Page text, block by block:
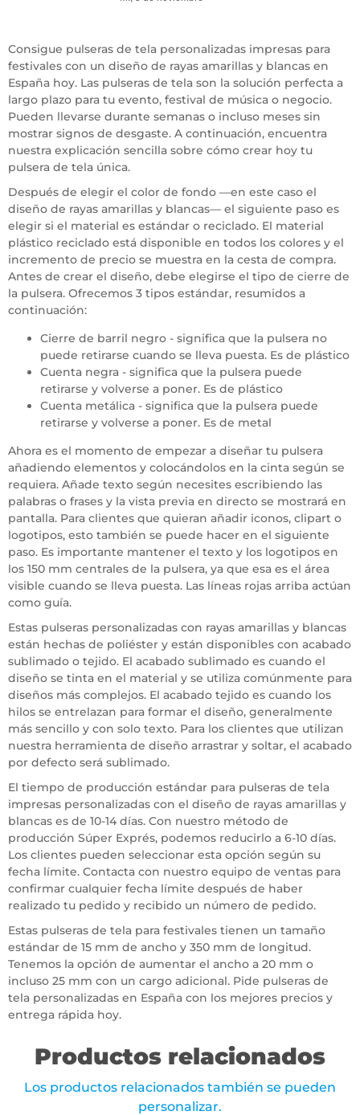
Consigue pulseras de tela personalizadas impresas para
festivales con un diseño de rayas amarillas y blancas en
España hoy. Las pulseras de tela son la solución perfecta a
largo plazo para tu evento, festival de música o negocio.
Pueden llevarse durante semanas o incluso meses sin
mostrar signos de desgaste. A continuación, encuentra
nuestra explicación sencilla sobre cómo crear hoy tu
pulsera de tela única.
Después de elegir el color de fondo —en este caso el
diseño de rayas amarillas y blancas— el siguiente paso es
elegir si el material es estándar o reciclado. El material
plástico reciclado está disponible en todos los colores y el
incremento de precio se muestra en la cesta de compra.
Antes de crear el diseño, debe elegirse el tipo de cierre de
la pulsera. Ofrecemos 3 tipos estándar, resumidos a
continuación:
Cierre de barril negro - significa que la pulsera no
puede retirarse cuando se lleva puesta. Es de plástico
Cuenta negra - significa que la pulsera puede
retirarse y volverse a poner. Es de plástico
Cuenta metálica - significa que la pulsera puede
retirarse y volverse a poner. Es de metal
Ahora es el momento de empezar a diseñar tu pulsera
añadiendo elementos y colocándolos en la cinta según se
requiera. Añade texto según necesites escribiendo las
palabras o frases y la vista previa en directo se mostrará en
pantalla. Para clientes que quieran añadir iconos, clipart o
logotipos, esto también se puede hacer en el siguiente
paso. Es importante mantener el texto y los logotipos en
los 150 mm centrales de la pulsera, ya que esa es el área
visible cuando se lleva puesta. Las líneas rojas arriba actúan
como guía.
Estas pulseras personalizadas con rayas amarillas y blancas
están hechas de poliéster y están disponibles con acabado
sublimado o tejido. El acabado sublimado es cuando el
diseño se tinta en el material y se utiliza comúnmente para
diseños más complejos. El acabado tejido es cuando los
hilos se entrelazan para formar el diseño, generalmente
más sencillo y con solo texto. Para los clientes que utilizan
nuestra herramienta de diseño arrastrar y soltar, el acabado
por defecto será sublimado.
El tiempo de producción estándar para pulseras de tela
impresas personalizadas con el diseño de rayas amarillas y
blancas es de 10-14 días. Con nuestro método de
producción Súper Exprés, podemos reducirlo a 6-10 días.
Los clientes pueden seleccionar esta opción según su
fecha límite. Contacta con nuestro equipo de ventas para
confirmar cualquier fecha límite después de haber
realizado tu pedido y recibido un número de pedido.
Estas pulseras de tela para festivales tienen un tamaño
estándar de 15 mm de ancho y 350 mm de longitud.
Tenemos la opción de aumentar el ancho a 20 mm o
incluso 25 mm con un cargo adicional. Pide pulseras de
tela personalizadas en España con los mejores precios y
entrega rápida hoy.
Productos relacionados
Los productos relacionados también se pueden
personalizar.